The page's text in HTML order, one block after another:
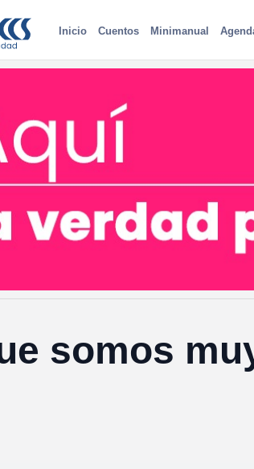
Inicio Cuentos Minimanual
somos